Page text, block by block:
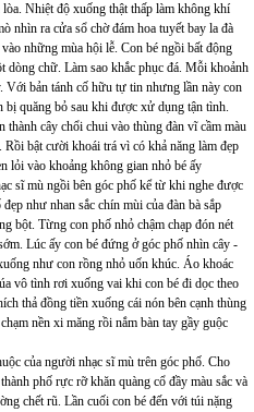
Nhiệt độ xuống thật thấp làm không khí
nhìn ra cửa sổ chờ đám hoa tuyết bay la đà
những mùa hội lễ. Con bé ngồi bất động
dòng chữ. Làm sao khắc phục đá. Mỗi khoảnh
Với bản tánh cố hữu tự tin nhưng lần này con
bị quăng bỏ sau khi được xử dụng tận tình.
cây chổi chui vào thùng đàn vĩ cầm màu
bật cười khoái trá vì có khả năng làm đẹp
lỏi vào khoảng không gian nhỏ bé ấy
sĩ mù ngồi bên góc phố kể từ khi nghe được
như nhan sắc chín mùi của đàn bà sắp
bột. Từng con phố nhỏ chậm chạp đón nét
Lúc ấy con bé đứng ở góc phố nhìn cây -
như con rồng nhỏ uốn khúc. Áo khoác
vô tình rơi xuống vai khi con bé đi dọc theo
thả đồng tiền xuống cái nón bên cạnh thùng
nền xi măng rồi nắm bàn tay gầy guộc
của người nhạc sĩ mù trên góc phố. Cho
phố rực rỡ khăn quàng cổ đầy màu sắc và
chết rũ. Lần cuối con bé đến với túi nặng